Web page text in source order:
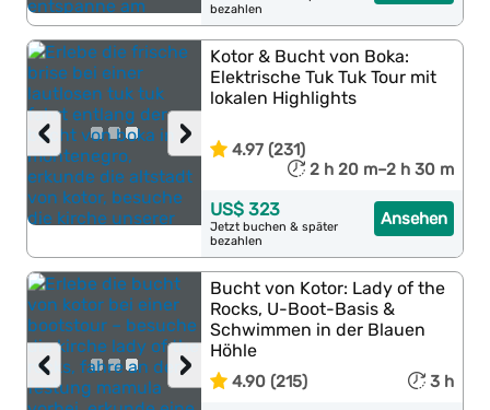
bezahlen
›
‹
Kotor & Bucht von Boka:
Elektrische Tuk Tuk Tour mit
lokalen Highlights
4.97 (231)
2 h 20 m–2 h 30 m
Ansehen
US$ 323
Jetzt buchen & später
bezahlen
›
‹
Bucht von Kotor: Lady of the
Rocks, U-Boot-Basis &
Schwimmen in der Blauen
Höhle
4.90 (215) 3 h